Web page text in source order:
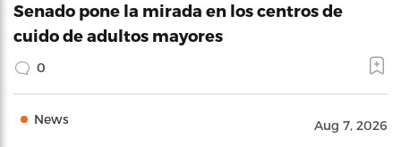
Senado pone la mirada en los centros de
cuido de adultos mayores
0
News Aug 7, 2026